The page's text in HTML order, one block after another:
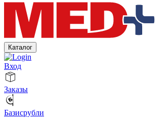
Каталог
Вход
Заказы
Базисрубли